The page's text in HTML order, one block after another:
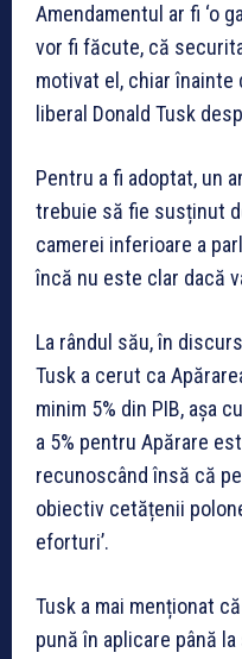
Amendamentul ar fi ‘o
vor fi făcute, că
motivat el, chiar
liberal Donald Tusk
Pentru a fi adoptat, un
trebuie să fie susținut
camerei inferioare a
încă nu este clar dacă
La rândul său, în
Tusk a cerut ca
minim 5% din PIB, așa
a 5% pentru Apărare
recunoscând însă că
obiectiv cetățenii
eforturi’.
Tusk a mai menționat
pună în aplicare până